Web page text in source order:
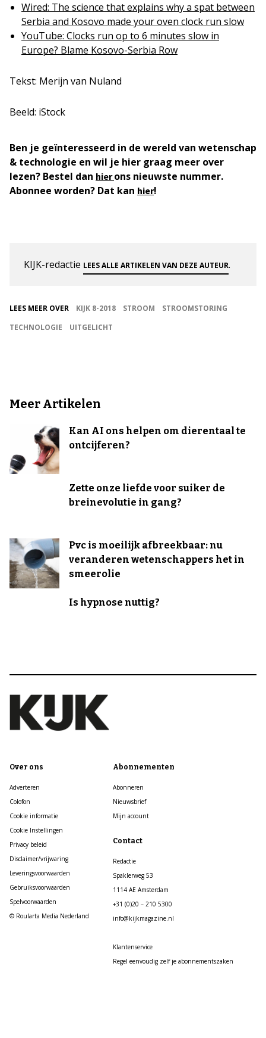
Wired: The science that explains why a spat between
Serbia and Kosovo made your oven clock run slow
YouTube: Clocks run op to 6 minutes slow in
Europe? Blame Kosovo-Serbia Row
Tekst: Merijn van Nuland
Beeld: iStock
Ben je geïnteresseerd in de wereld van wetenschap
& technologie en wil je hier graag meer over
lezen? Bestel dan hierons nieuwste nummer.
Abonnee worden? Dat kan hier!
KIJK-redactie LEES ALLE ARTIKELEN VAN DEZE AUTEUR.
LEES MEER OVER KIJK 8-2018 STROOM
STROOMSTORING
TECHNOLOGIE
UITGELICHT
Meer Artikelen
Kan AI ons helpen om dierentaal te
ontcijferen?
Zette onze liefde voor suiker de
breinevolutie in gang?
Pvc is moeilijk afbreekbaar: nu
veranderen wetenschappers het in
smeerolie
Is hypnose nuttig?
Over ons
Adverteren
Colofon
Cookie informatie
Cookie Instellingen
Privacy beleid
Disclaimer/vrijwaring
Leveringsvoorwaarden
Gebruiksvoorwaarden
Spelvoorwaarden
© Roularta Media Nederland
Abonnementen
Abonneren
Nieuwsbrief
Mijn account
Contact
Redactie
Spaklerweg 53
1114 AE Amsterdam
+31 (0)20 – 210 5300
info@kijkmagazine.nl
Klantenservice
Regel eenvoudig zelf je abonnementszaken